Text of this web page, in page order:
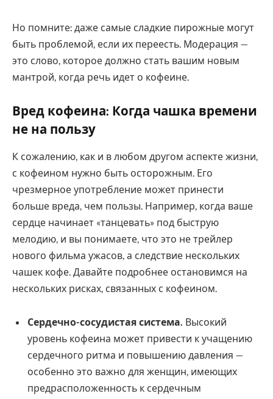
Но помните: даже самые сладкие пирожные могут
быть проблемой, если их переесть. Модерация —
это слово, которое должно стать вашим новым
мантрой, когда речь идет о кофеине.
Вред кофеина: Когда чашка времени
не на пользу
К сожалению, как и в любом другом аспекте жизни,
с кофеином нужно быть осторожным. Его
чрезмерное употребление может принести
больше вреда, чем пользы. Например, когда ваше
сердце начинает «танцевать» под быструю
мелодию, и вы понимаете, что это не трейлер
нового фильма ужасов, а следствие нескольких
чашек кофе. Давайте подробнее остановимся на
нескольких рисках, связанных с кофеином.
Сердечно-сосудистая система. Высокий
уровень кофеина может привести к учащению
сердечного ритма и повышению давления —
особенно это важно для женщин, имеющих
предрасположенность к сердечным